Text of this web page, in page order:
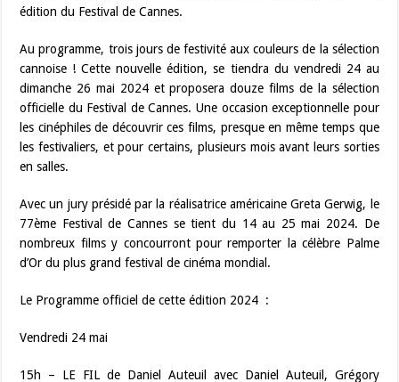
édition du Festival de Cannes.
Au programme, trois jours de festivité aux couleurs de la sélection
cannoise ! Cette nouvelle édition, se tiendra du vendredi 24 au
dimanche 26 mai 2024 et proposera douze films de la sélection
officielle du Festival de Cannes. Une occasion exceptionnelle pour
les cinéphiles de découvrir ces films, presque en même temps que
les festivaliers, et pour certains, plusieurs mois avant leurs sorties
en salles.
Avec un jury présidé par la réalisatrice américaine Greta Gerwig, le
77ème Festival de Cannes se tient du 14 au 25 mai 2024. De
nombreux films y concourront pour remporter la célèbre Palme
d’Or du plus grand festival de cinéma mondial.
Le Programme officiel de cette édition 2024 :
Vendredi 24 mai
15h – LE FIL de Daniel Auteuil avec Daniel Auteuil, Grégory